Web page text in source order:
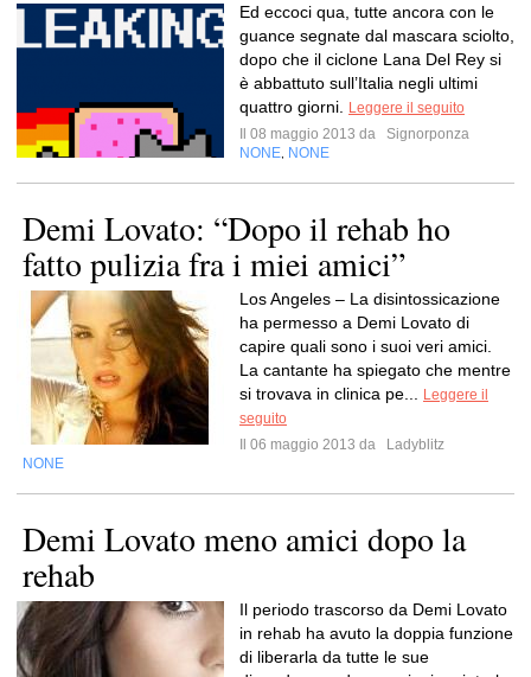
Ed eccoci qua, tutte ancora con le
guance segnate dal mascara sciolto,
dopo che il ciclone Lana Del Rey si
è abbattuto sull’Italia negli ultimi
quattro giorni.
Leggere il seguito
Il 08 maggio 2013 da
Signorponza
NONE NONE
Demi Lovato: “Dopo il rehab ho
fatto pulizia fra i miei amici”
Los Angeles – La disintossicazione
ha permesso a Demi Lovato di
capire quali sono i suoi veri amici.
La cantante ha spiegato che mentre
si trovava in clinica pe...
Leggere il
seguito
Il 06 maggio 2013 da
Ladyblitz
NONE
Demi Lovato meno amici dopo la
rehab
Il periodo trascorso da Demi Lovato
in rehab ha avuto la doppia funzione
di liberarla da tutte le sue